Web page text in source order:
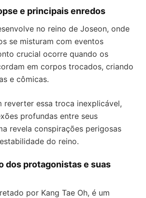
e principais enredos
no reino de Joseon, onde
se misturam com eventos
crucial ocorre quando os
em corpos trocados, criando
e cômicas.
reverter essa troca inexplicável,
profundas entre seus
revela conspirações perigosas
do reino.
dos protagonistas e suas
por Kang Tae Oh, é um